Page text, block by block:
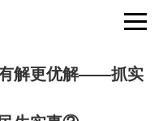
解更优解——抓实